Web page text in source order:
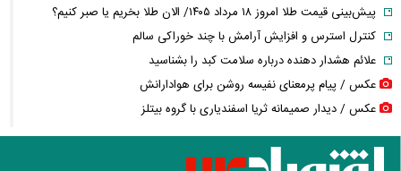
پیش‌بینی قیمت طلا امروز ۱۸ مرداد ۱۴۰۵/ الان طلا بخریم یا صبر کنیم؟
کنترل استرس و افزایش آرامش با چند خوراکی سالم
علائم هشدار دهنده درباره سلامت کبد را بشناسید
عکس / پیام پرمعنای نفیسه روشن برای هوادارانش
عکس / دیدار صمیمانه ثریا اسفندیاری با گروه بیتلز
فیلم / بادوام‌ترین تانک طراحی شده در تاریخ زرهی جهان
فیلم / بازخوانی ترانه مشهور محمد نوری توسط غزل شاکری